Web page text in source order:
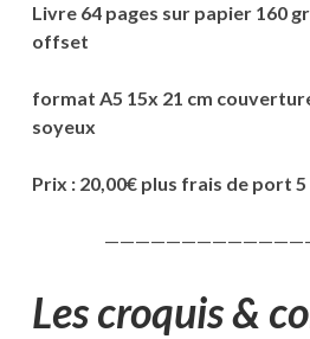
Livre 64 pages sur papier 160
offset
format A5 15x 21 cm
soyeux
Prix : 20,00€ plus frais de port
Les croquis &